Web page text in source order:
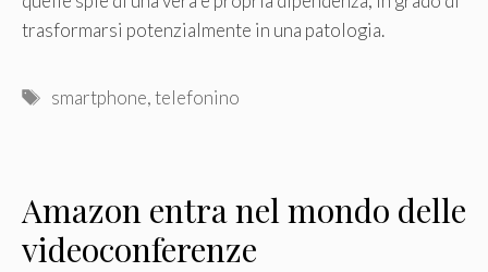
trasformarsi potenzialmente in una patologia.
Tag
smartphone,telefonino
Amazon entra nel mondo delle
videoconferenze